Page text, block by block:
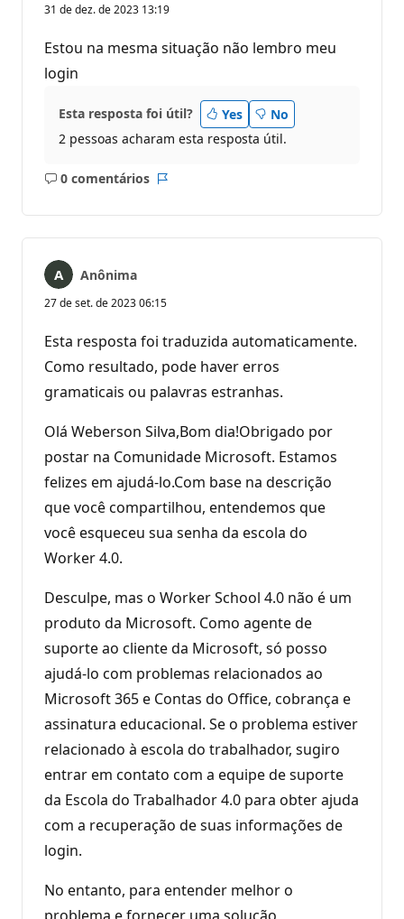
31 de dez. de 2023 13:19
Estou na mesma situação não lembro meu
login
Esta resposta foi útil? Yes
No
2 pessoas acharam esta resposta útil.
0 comentários
Sem
Anônima
27 de set. de 2023 06:15
Esta resposta foi traduzida automaticamente.
Como resultado, pode haver erros
gramaticais ou palavras estranhas.
Olá Weberson Silva,Bom dia!Obrigado por
postar na Comunidade Microsoft. Estamos
felizes em ajudá-lo.Com base na descrição
que você compartilhou, entendemos que
você esqueceu sua senha da escola do
Worker 4.0.
Desculpe, mas o Worker School 4.0 não é um
produto da Microsoft. Como agente de
suporte ao cliente da Microsoft, só posso
ajudá-lo com problemas relacionados ao
Microsoft 365 e Contas do Office, cobrança e
assinatura educacional. Se o problema estiver
relacionado à escola do trabalhador, sugiro
entrar em contato com a equipe de suporte
da Escola do Trabalhador 4.0 para obter ajuda
com a recuperação de suas informações de
login.
No entanto, para entender melhor o